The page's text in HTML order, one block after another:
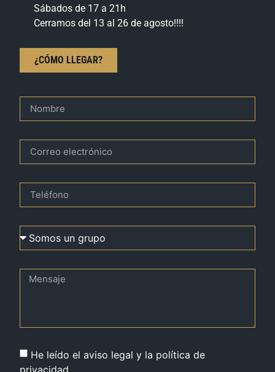
Sábados de 17 a 21h
Cerramos del 13 al 26 de agosto!!!!
¿CÓMO LLEGAR?
He leído el aviso legal y la política de
privacidad